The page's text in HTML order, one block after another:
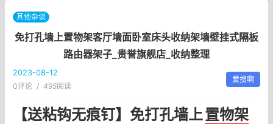
其他杂谈
免打孔墙上置物架客厅墙面卧室床头收纳架墙壁挂式隔板
路由器架子_贵誉旗舰店_收纳整理
2023-08-12
0评论 / 495阅读
爱搜啊
【送粘钩无痕钉】免打孔墙上置物架